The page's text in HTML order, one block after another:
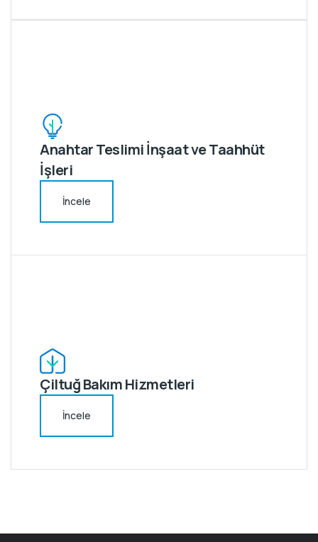
Anahtar Teslimi İnşaat ve Taahhüt
İşleri
İncele
Çiltuğ Bakım Hizmetleri
İncele